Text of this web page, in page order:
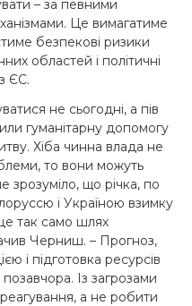
– за певними
Це вимагатиме
безпекові ризики
областей і політичні
ЄС.
не сьогодні, а пів
гуманітарну допомогу
Хіба чинна влада не
то вони можуть
зрозуміло, що річка, по
і Україною взимку
це так само шлях
Черниш. – Прогноз,
і підготовка ресурсів
Із загрозами
а не робити